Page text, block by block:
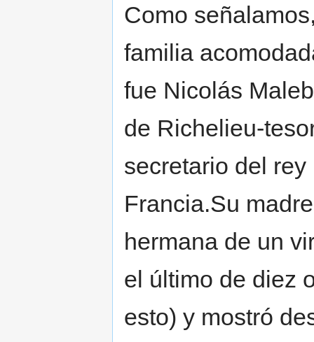
Como
familia
fue Nicolás
de Richelieu-
secretario del rey
Francia.Su
hermana de un
el último de diez
esto) y mostró